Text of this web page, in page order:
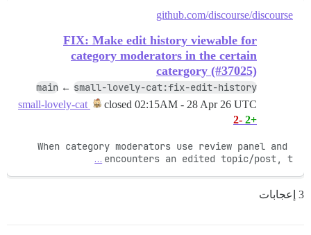
github.com/discourse/discourse
FIX: Make edit history viewable for
category moderators in the certain
catergory (#37025)
main ← small-lovely-cat:fix-edit-history
closed 02:15AM - 28 Apr 26 UTC
+2
-2
When category moderators use review panel and
encounters an edited topic/post, t
…
3 إعجابات